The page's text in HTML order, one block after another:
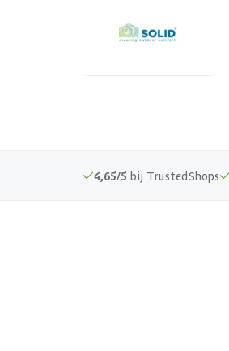
4,65/5 bij TrustedShops